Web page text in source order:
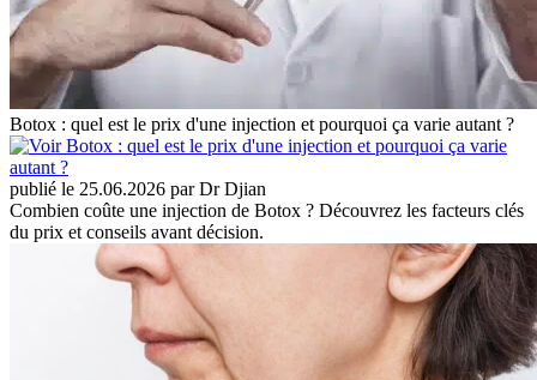
Botox : quel est le prix d'une injection et pourquoi ça varie autant ?
publié le 25.06.2026 par Dr Djian
Combien coûte une injection de Botox ? Découvrez les facteurs clés
du prix et conseils avant décision.